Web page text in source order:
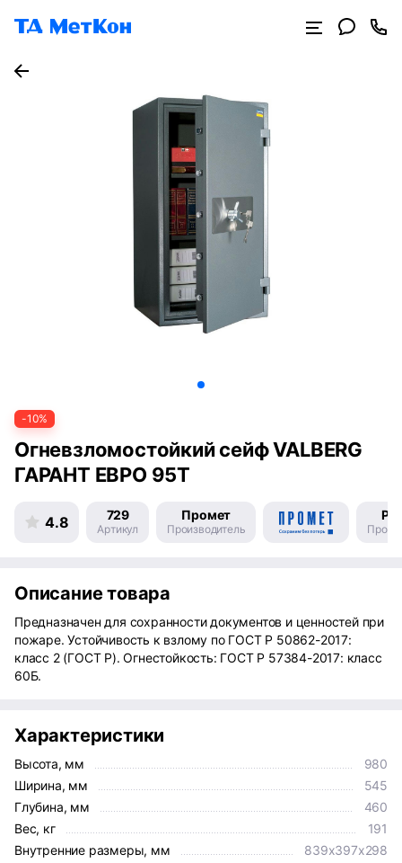
-10%
Огневзломостойкий сейф VALBERG
ГАРАНТ ЕВРО 95T
4.8 729
Артикул
Промет
Производитель
Описание товара
Предназначен для сохранности документов и ценностей при
пожаре. Устойчивость к взлому по ГОСТ Р 50862-2017:
класс 2 (ГОСТ Р). Огнестойкость: ГОСТ Р 57384-2017: класс
60Б.
Характеристики
Высота, мм
980
Ширина, мм
545
Глубина, мм
460
Вес, кг
191
Внутренние размеры, мм
839x397x298